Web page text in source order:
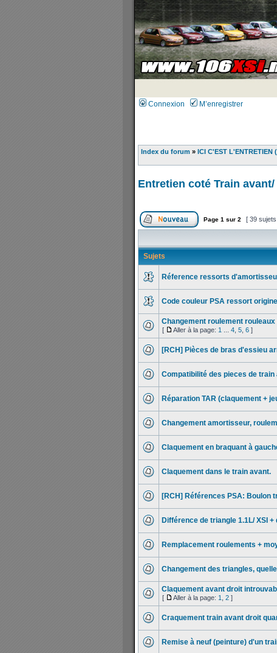
Connexion M’enregistrer
Index du forum » ICI C'EST L'ENTRETIEN
Entretien coté Train
Page 1 sur 2 [ 39
Sujets
Réference ressorts
Code couleur PSA ressort origine
Changement roulement rouleaux
[ Aller à la page: 1 4 5 6 ]
[RCH] Pièces de bras d'essieu
Compatibilité des pieces de train
Réparation TAR (claquement +
Changement amortisseur,
Claquement en braquant à
Claquement dans le train avant.
[RCH] Références PSA: Boulon
Différence de triangle 1.1L/ XSI +
Remplacement roulements +
Changement des triangles,
Claquement avant droit
[ Aller à la page: 1 2 ]
Craquement train avant droit
Remise à neuf (peinture) d'un